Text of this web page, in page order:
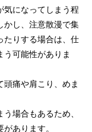
気になってしまう程
かし、注意散漫で集
たりする場合は、仕
可能性がありま
頭痛や肩こり、めま
場合もあるため、
あります。